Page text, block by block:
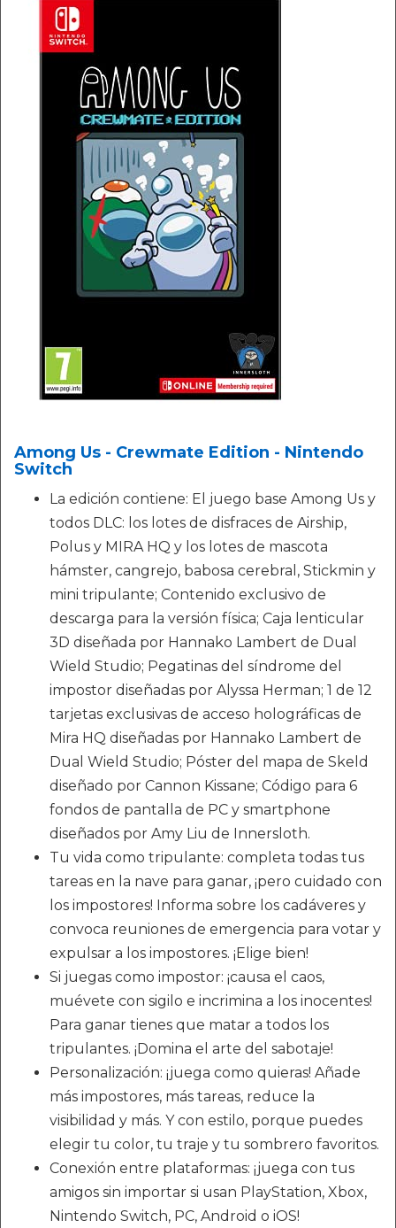
Among Us - Crewmate Edition - Nintendo
Switch
La edición contiene: El juego base Among Us y
todos DLC: los lotes de disfraces de Airship,
Polus y MIRA HQ y los lotes de mascota
hámster, cangrejo, babosa cerebral, Stickmin y
mini tripulante; Contenido exclusivo de
descarga para la versión física; Caja lenticular
3D diseñada por Hannako Lambert de Dual
Wield Studio; Pegatinas del síndrome del
impostor diseñadas por Alyssa Herman; 1 de 12
tarjetas exclusivas de acceso holográficas de
Mira HQ diseñadas por Hannako Lambert de
Dual Wield Studio; Póster del mapa de Skeld
diseñado por Cannon Kissane; Código para 6
fondos de pantalla de PC y smartphone
diseñados por Amy Liu de Innersloth.
Tu vida como tripulante: completa todas tus
tareas en la nave para ganar, ¡pero cuidado con
los impostores! Informa sobre los cadáveres y
convoca reuniones de emergencia para votar y
expulsar a los impostores. ¡Elige bien!
Si juegas como impostor: ¡causa el caos,
muévete con sigilo e incrimina a los inocentes!
Para ganar tienes que matar a todos los
tripulantes. ¡Domina el arte del sabotaje!
Personalización: ¡juega como quieras! Añade
más impostores, más tareas, reduce la
visibilidad y más. Y con estilo, porque puedes
elegir tu color, tu traje y tu sombrero favoritos.
Conexión entre plataformas: ¡juega con tus
amigos sin importar si usan PlayStation, Xbox,
Nintendo Switch, PC, Android o iOS!